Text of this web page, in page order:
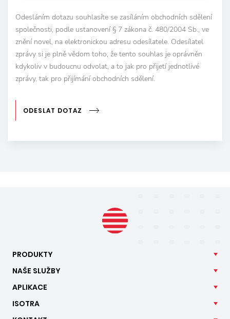
Odesláním dotazu souhlasíte se zasíláním obchodních sdělení
společnosti, podle ustanovení § 7 zákona č. 480/2004 Sb., ve
znění novel, na elektronickou adresu odesílatele. Odesílatel
zprávy si je plně vědom toho, že tento souhlas je oprávněn
kdykoliv v budoucnu odvolat, a to jak pro přijetí jednotlivé
zprávy, tak pro přijímání obchodních sdělení.
ODESLAT DOTAZ
PRODUKTY
NAŠE SLUŽBY
APLIKACE
ISOTRA